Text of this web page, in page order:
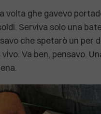
volta ghe gavevo
Serviva solo una
che spetarò un per
Va ben, pensavo.